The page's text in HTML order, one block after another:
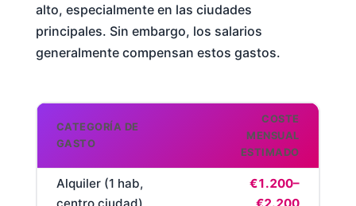
alto, especialmente en las ciudades
principales. Sin embargo, los salarios
generalmente compensan estos gastos.
CATEGORÍA DE
GASTO
COSTE
MENSUAL
ESTIMADO
Alquiler (1 hab,
€1.200–